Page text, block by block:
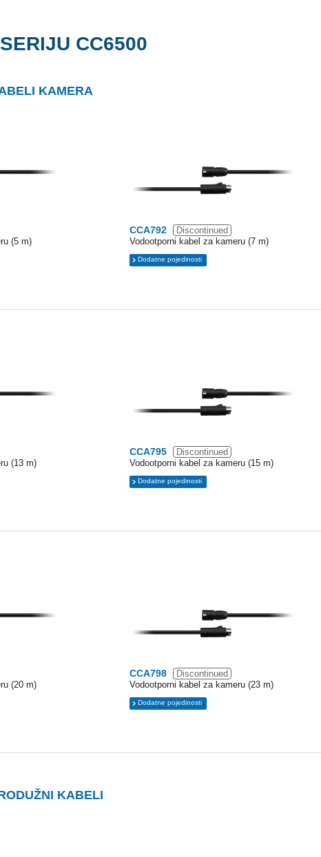
CC6500
KAMERA
(5 m)
CCA792
Discontinued
Vodootporni kabel za kameru (7 m)
Dodatne pojedinosti
(13 m)
CCA795
Discontinued
Vodootporni kabel za kameru (15 m)
Dodatne pojedinosti
(20 m)
CCA798
Discontinued
Vodootporni kabel za kameru (23 m)
Dodatne pojedinosti
KABELI